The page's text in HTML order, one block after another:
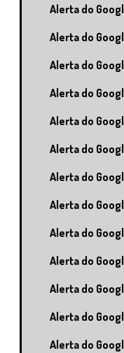
Alerta do
Alerta do
Alerta do
Alerta do
Alerta do
Alerta do
Alerta do
Alerta do
Alerta do
Alerta do
Alerta do
Alerta do
Alerta do